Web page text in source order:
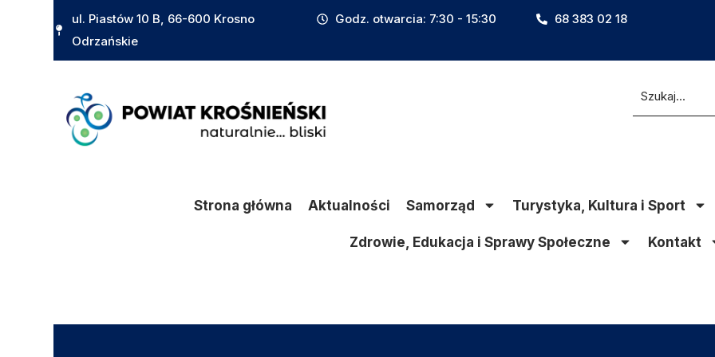
treściul. Piastów 10 B, 66-600 Krosno
Odrzańskie
Godz. otwarcia: 7:30 - 15:30 68 383 02 18
Strona główna Aktualności Samorząd Turystyka, Kultura i Sport
Zdrowie, Edukacja i Sprawy Społeczne Kontakt